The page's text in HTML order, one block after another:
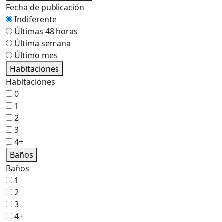
Fecha de publicación
Indiferente
Últimas 48 horas
Última semana
Último mes
Habitaciones
Habitaciones
0
1
2
3
4+
Baños
Baños
1
2
3
4+